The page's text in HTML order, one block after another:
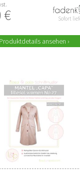
€ Sofort
Produktdetails ansehen ›